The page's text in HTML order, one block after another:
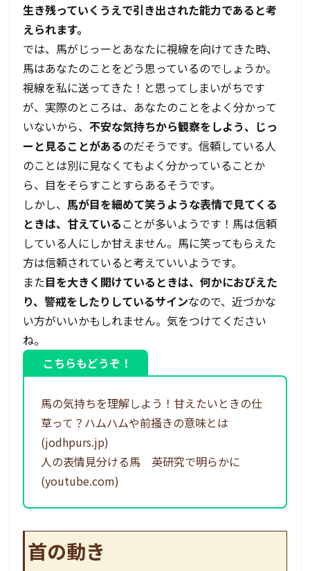
生き残っていくうえで引き出された能力であると考
えられます。
では、馬がじっーとあなたに視線を向けてきた時、
馬はあなたのことをどう思っているのでしょうか。
視線を私に送ってきた！と思ってしまいがちです
が、実際のところは、あなたのことをよく分かって
いないから、不安な気持ちから観察をしよう、じっ
ーと見ることがあるのだそうです。信頼している人
のことは別に見なくてもよく分かっていることか
ら、目をそらすことすらあるそうです。
しかし、馬が目を細めて笑うような表情で見てくる
ときは、甘えていることが多いようです！馬は信頼
している人にしか甘えません。馬に笑ってもらえた
方は信頼されていると考えていいようです。
また目を大きく開けているときは、何かにおびえた
り、警戒をしたりしているサインなので、近づかな
い方がいいかもしれません。気をつけてください
ね。
こちらもどうぞ！
馬の気持ちを理解しよう！甘えたいときの仕
草って？ハムハムや前掻きの意味とは
(jodhpurs.jp)
人の表情見分ける馬 英研究で明らかに
(youtube.com)
首の動き